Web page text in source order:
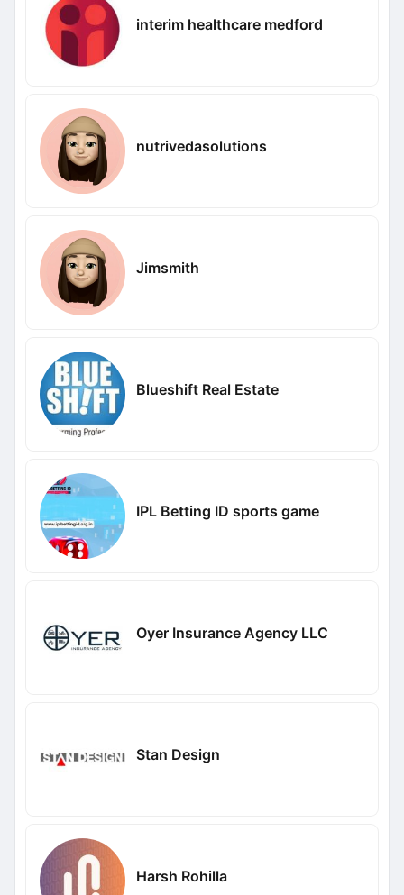
interim healthcare medford
nutrivedasolutions
Jimsmith
Blueshift Real Estate
IPL Betting ID sports game
Oyer Insurance Agency LLC
Stan Design
Harsh Rohilla